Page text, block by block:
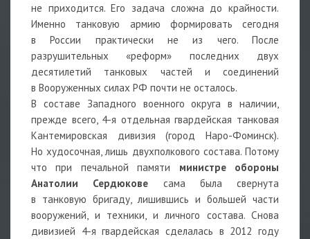
не приходится. Его задача сложна до крайности.
Именно танковую армию формировать сегодня
в России практически не из чего. После
разрушительных «реформ» последних двух
десятилетий танковых частей и соединений
в Вооруженных силах РФ почти не осталось.
В составе Западного военного округа в наличии,
прежде всего, 4-я отдельная гвардейская танковая
Кантемировская дивизия (город Наро-Фоминск).
Но худосочная, лишь двухполкового состава. Потому
что при печальной памяти министре обороны
Анатолии Сердюкове сама была свернута
в танковую бригаду, лишившись и большей части
вооружений, и техники, и личного состава. Снова
дивизией 4-я гвардейская сделалась в 2012 году